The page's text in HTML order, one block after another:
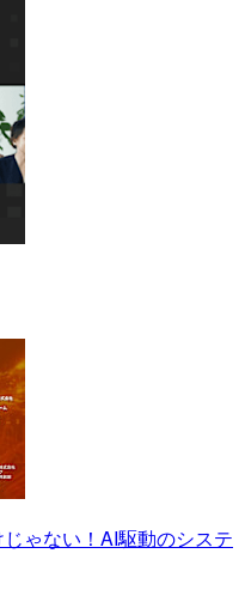
ゃない！AI駆動のシステ